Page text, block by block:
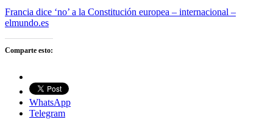
Francia dice ‘no’ a la Constitución europea – internacional –
elmundo.es
Comparte esto:
WhatsApp
Telegram